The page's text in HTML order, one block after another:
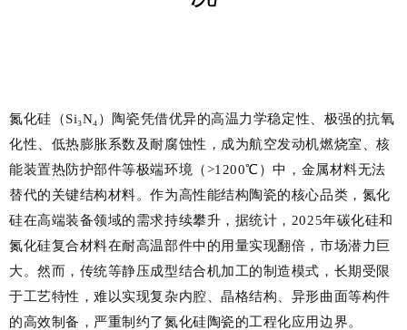
氮化硅（Si₃N₄）陶瓷凭借优异的高温力学稳定性、极强的抗氧
化性、低热膨胀系数及耐腐蚀性，成为航空发动机燃烧室、核
能装置热防护部件等极端环境（>1200℃）中，金属材料无法
替代的关键结构材料。作为高性能结构陶瓷的核心品类，氮化
硅在高端装备领域的需求持续攀升，据统计，2025年碳化硅和
氮化硅复合材料在耐高温部件中的用量实现翻倍，市场潜力巨
大。然而，传统等静压成型结合机加工的制造模式，长期受限
于工艺特性，难以实现复杂内腔、晶格结构、异形曲面等构件
的高效制备，严重制约了氮化硅陶瓷的工程化应用边界。